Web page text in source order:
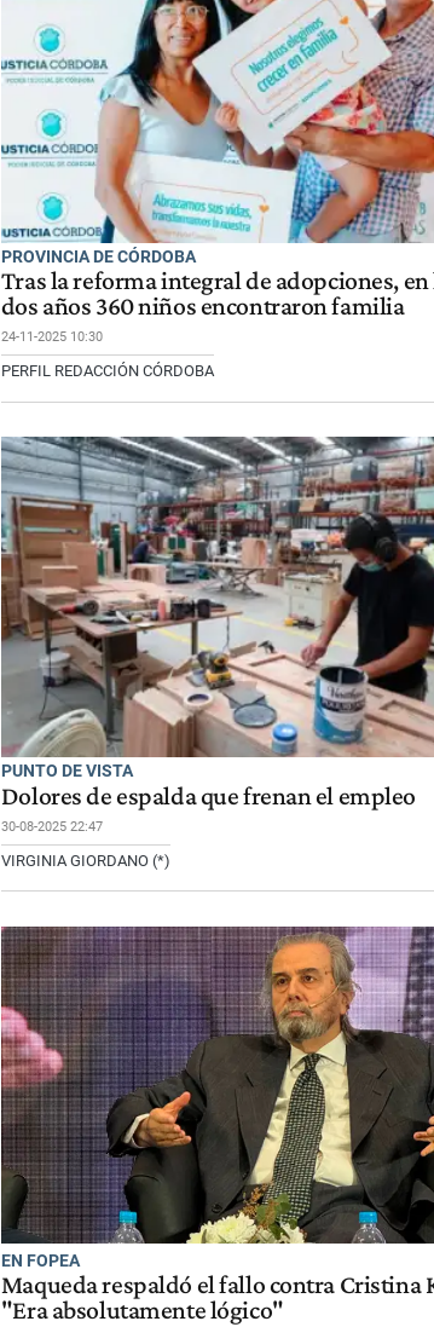
PROVINCIA DE CÓRDOBA
Tras la reforma integral de adopciones,
dos años 360 niños encontraron familia
24-11-2025 10:30
PERFIL REDACCIÓN CÓRDOBA
PUNTO DE VISTA
Dolores de espalda que frenan el empleo
30-08-2025 22:47
VIRGINIA GIORDANO (*)
EN FOPEA
Maqueda respaldó el fallo contra Cristina
"Era absolutamente lógico"